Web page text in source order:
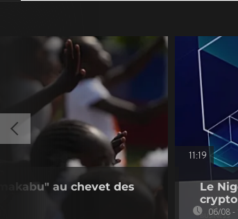
au chevet des
11:19
Le
06/08 -